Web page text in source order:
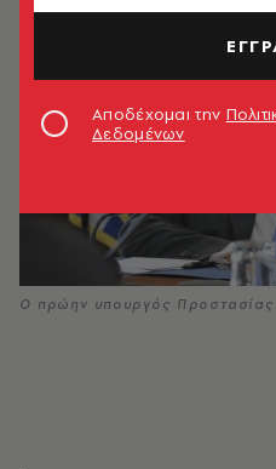
Ο πρώην υπουργός
Αποδέχομαι την
Δεδομένων